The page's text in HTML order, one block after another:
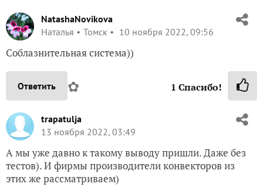
NatashaNovikova
Наталья
Томск 10 ноября 2022, 09:56
Соблазнительная система))
Ответить ✿ 1 Спасибо!
trapatulja
13 ноября 2022, 03:49
А мы уже давно к такому выводу пришли. Даже без
тестов). И фирмы производители конвекторов из
этих же рассматриваем)